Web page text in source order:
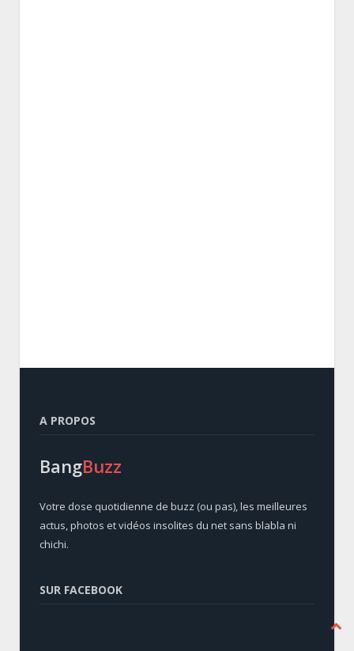
A PROPOS
BangBuzz
Votre dose quotidienne de buzz (ou pas), les meilleures
actus, photos et vidéos insolites du net sans blabla ni
chichi.
SUR FACEBOOK